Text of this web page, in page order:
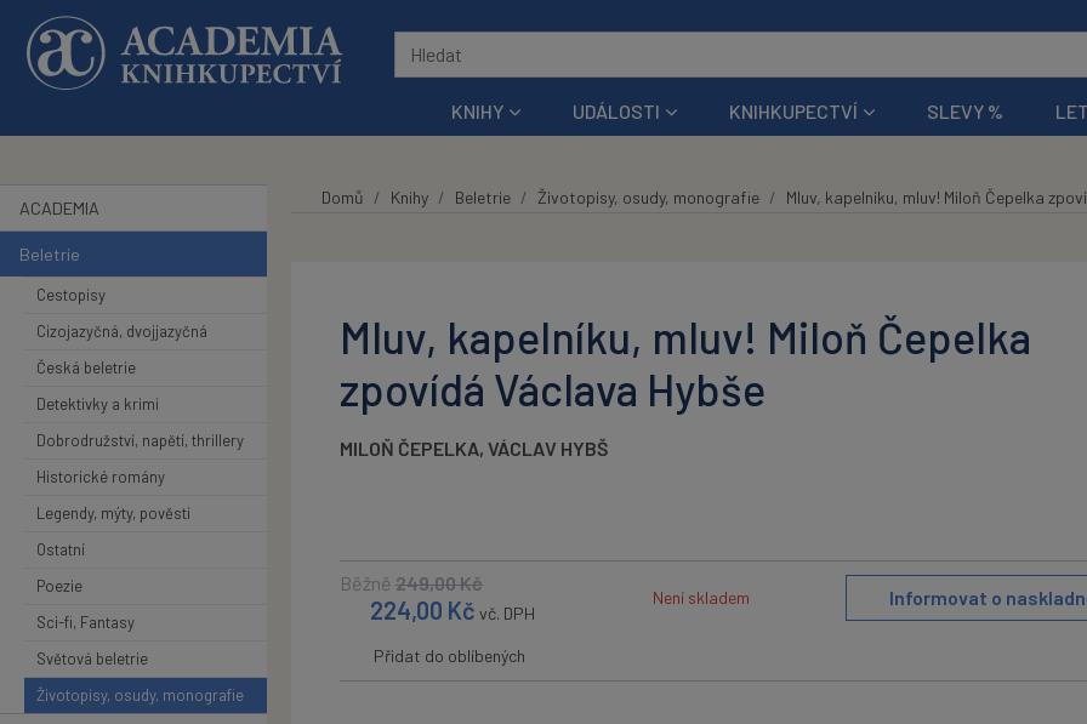
Přeskočit na hlavní obsah
KNIHY UDÁLOSTI KNIHKUPECTVÍ SLEVY %
ACADEMIA
Beletrie
Cestopisy
Cizojazyčná, dvojjazyčná
Česká beletrie
Detektivky a krimi
Dobrodružství, napětí, thrillery
Historické romány
Legendy, mýty, pověsti
Ostatní
Poezie
Sci-fi, Fantasy
Světová beletrie
Životopisy, osudy, monografie
Domů Knihy Beletrie Životopisy, osudy, monografie Mluv, kapelníku, mluv! Miloň Čepelka
Mluv, kapelníku, mluv! Miloň Čepelka
zpovídá Václava Hybše
MILOŇ ČEPELKA, VÁCLAV HYBŠ
Běžně 249,00Kč
224,00 Kč vč. DPH
Není skladem Informovat o
Přidat do oblíbených